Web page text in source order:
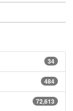
34
484
72,613